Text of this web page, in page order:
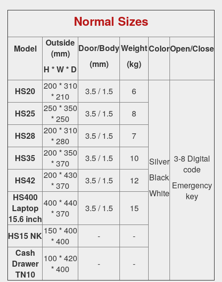
Normal Sizes
Model
Outside
(mm)
H * W * D
Door/Body
(mm)
Weight
(kg)
ColorOpen/Close
HS20
200 * 310
* 210
3.5 / 1.5 6
Silver
Black
White
3-8 Digital
code
Emergency
key
HS25
250 * 350
* 250
3.5 / 1.5
8
HS28
200 * 310
* 280
3.5 / 1.5
7
HS35
200 * 350
* 370
3.5 / 1.5
10
HS42
200 * 430
* 370
3.5 / 1.5
12
HS400
Laptop
15.6 inch
400 * 440
* 370
3.5 / 1.5 15
HS15 NK 150 * 400
* 400
-
-
Cash
Drawer
TN10
100 * 420
* 400
- -